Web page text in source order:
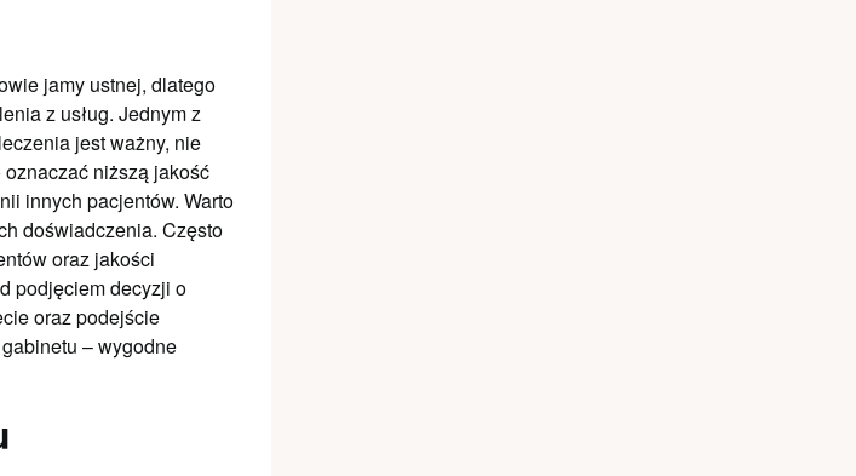
jamy ustnej, dlatego
z usług. Jednym z
jest ważny, nie
niższą jakość
innych pacjentów. Warto
doświadczenia. Często
oraz jakości
podjęciem decyzji o
oraz podejście
– wygodne